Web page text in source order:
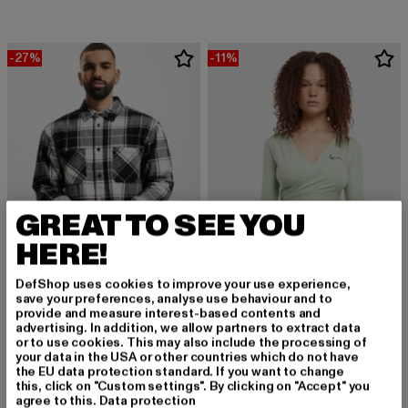
-27%
KARL KANI
Chest Signature Washed Flannel
65,69 EUR
Derzeitiger Preis: 65,69 EUR
89,99 EURAktionspreis: 89,99 EUR
-11%
KARL KANI
31,14 EUR
Derzeitiger Preis: 31,14 EUR
34,99 EURAktionspreis:
GREAT TO SEE YOU
HERE!
DefShop uses cookies to improve your use experience,
save your preferences, analyse use behaviour and to
provide and measure interest-based contents and
advertising. In addition, we allow partners to extract data
or to use cookies. This may also include the processing of
your data in the USA or other countries which do not have
the EU data protection standard. If you want to change
this, click on "Custom settings". By clicking on "Accept" you
agree to this. Data protection